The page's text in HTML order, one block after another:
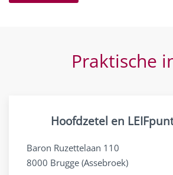
Praktische
Hoofdzetel en
Baron Ruzettelaan 110
8000 Brugge (Assebroek)